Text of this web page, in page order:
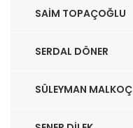
SAIM TOPAÇOĞLU
SERDAL DÖNER
SÜLEYMAN MALKOÇ